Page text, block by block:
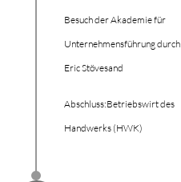
Besuch der Akademie für
Unternehmensführung durch
Eric Stövesand
Abschluss:Betriebswirt des
Handwerks (HWK)